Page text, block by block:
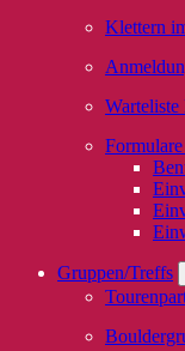
Klettern
Gruppen/Treffs